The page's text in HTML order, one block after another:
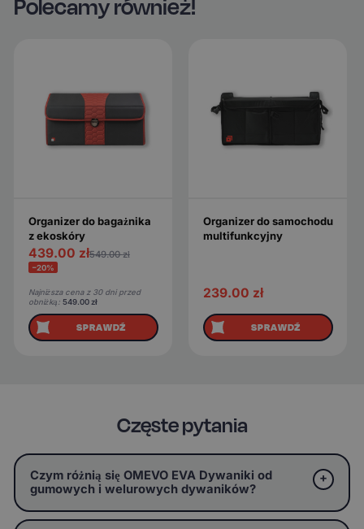
Polecamy również!
Organizer do bagażnika
z ekoskóry
439.00 zł549.00zł
−20%
Najniższa cena z 30 dni przed
obniżką: 549.00zł
SPRAWDŹ
Organizer do samochodu
multifunkcyjny
239.00 zł
SPRAWDŹ
Częste pytania
Czym różnią się OMEVO EVA Dywaniki od
gumowych i welurowych dywaników?